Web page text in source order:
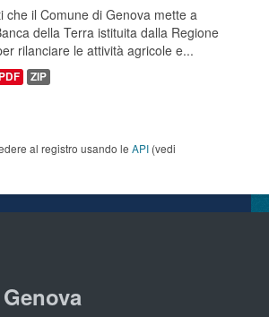
che il Comune di Genova mette a
della Terra istituita dalla Regione
rilanciare le attività agricole e...
ZIP
al registro usando le API (vedi